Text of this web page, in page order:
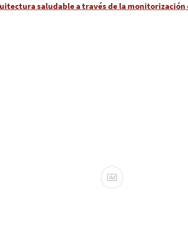
saludable a través de la monitorización
Ad